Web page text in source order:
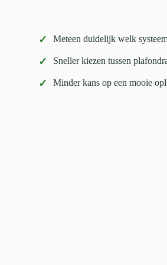
✓ Meteen duidelijk welk
✓ Sneller kiezen tussen
✓ Minder kans op een mooie